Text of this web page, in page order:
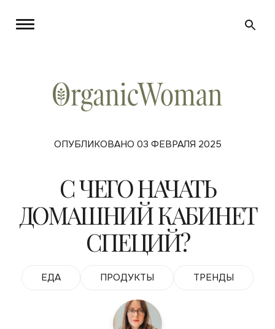
ОПУБЛИКОВАНО 03 ФЕВРАЛЯ 2025
С ЧЕГО НАЧАТЬ
ДОМАШНИЙ КАБИНЕТ
СПЕЦИЙ?
ЕДА ПРОДУКТЫ ТРЕНДЫ